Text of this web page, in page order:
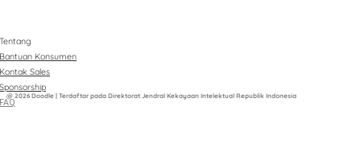
Tentang
Bantuan Konsumen
Kontak Sales
Sponsorship
FAQ
@ 2026 Doodle | Terdaftar pada Direktorat Jendral Kekayaan Intelektual Republik Indonesia